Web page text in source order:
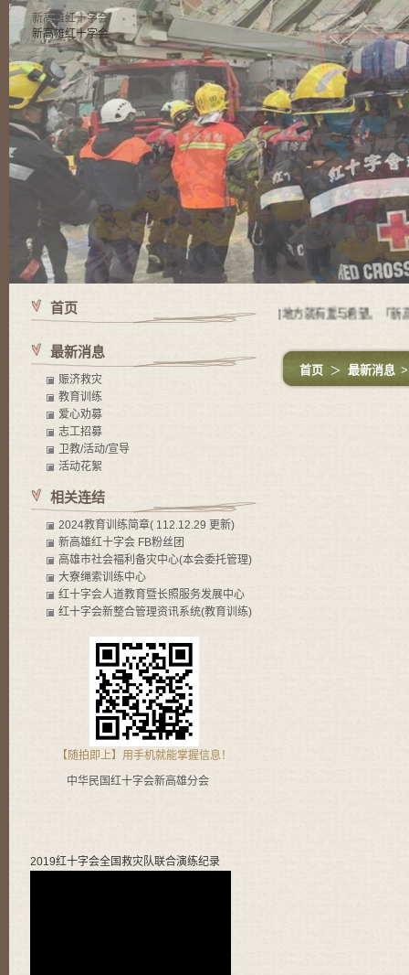
新高雄红十字会
新高雄红十字会
使命 有苦难的地方就有红十字会，有红十字会的地方就有爱与希望。「新高
首页 ＞ 最新消息
首页
最新消息
赈济救灾
教育训练
爱心劝募
志工招募
卫教/活动/宣导
活动花絮
相关连结
2024教育训练简章( 112.12.29 更新)
新高雄红十字会 FB粉丝团
高雄市社会褔利备灾中心(本会委托管理)
大寮绳索训练中心
红十字会人道教育暨长照服务发展中心
红十字会新整合管理资讯系统(教育训练)
【随拍即上】用手机就能掌握信息！
中华民国红十字会新高雄分会
2019红十字会全国救灾队联合演练纪录